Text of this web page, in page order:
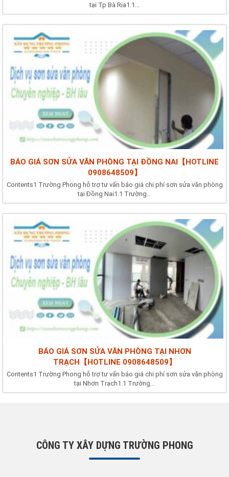
tại Tp Bà Rịa1.1...
BÁO GIÁ SƠN SỬA VĂN PHÒNG TẠI ĐỒNG NAI【HOTLINE
0908648509】
Contents1 Trường Phong hỗ trợ tư vấn báo giá chi phí sơn sửa văn phòng
tại Đồng Nai1.1 Trường...
BÁO GIÁ SƠN SỬA VĂN PHÒNG TẠI NHƠN
TRẠCH【HOTLINE 0908648509】
Contents1 Trường Phong hỗ trợ tư vấn báo giá chi phí sơn sửa văn phòng
tại Nhơn Trạch1.1 Trường...
CÔNG TY XÂY DỰNG TRƯỜNG PHONG